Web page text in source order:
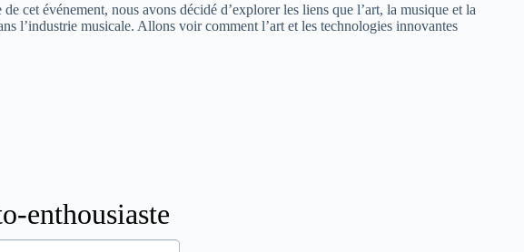
cet événement, nous avons décidé d’explorer les liens que l’art, la musique et la
l’industrie musicale. Allons voir comment l’art et les technologies innovantes